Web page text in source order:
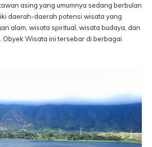
asing yang umumnya sedang berbulan
daerah-daerah potensi wisata yang
alam, wisata spiritual, wisata budaya, dan
Obyek Wisata ini tersebar di berbagai